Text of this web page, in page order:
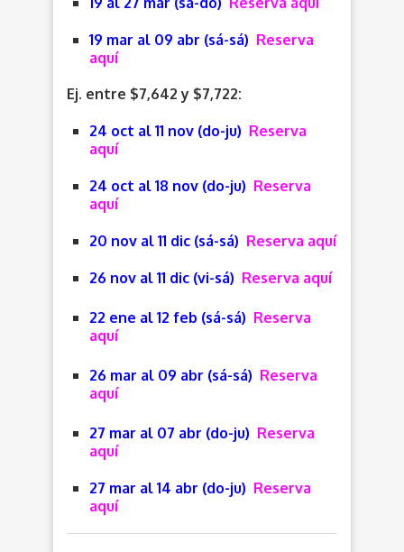
19 mar al 09 abr (sá-sá) Reserva
aquí
Ej. entre $7,642 y $7,722:
24 oct al 11 nov (do-ju) Reserva
aquí
24 oct al 18 nov (do-ju) Reserva
aquí
20 nov al 11 dic (sá-sá) Reserva aquí
26 nov al 11 dic (vi-sá) Reserva aquí
22 ene al 12 feb (sá-sá) Reserva
aquí
26 mar al 09 abr (sá-sá) Reserva
aquí
27 mar al 07 abr (do-ju) Reserva
aquí
27 mar al 14 abr (do-ju) Reserva
aquí